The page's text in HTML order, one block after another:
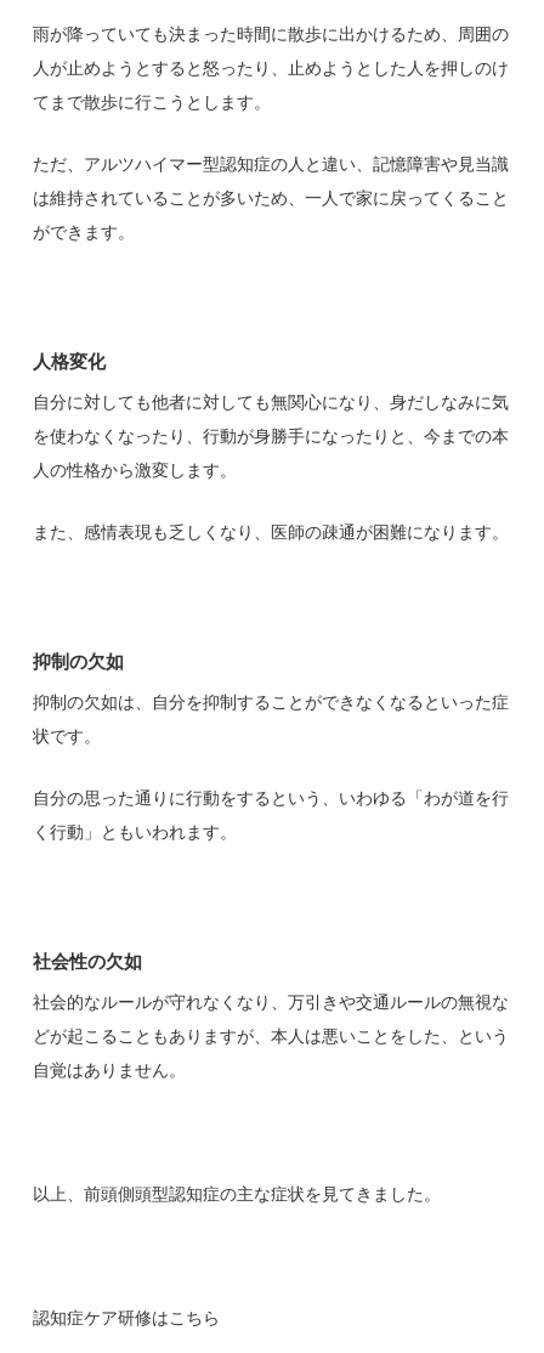
雨が降っていても決まった時間に散歩に出かけるため、周囲の
人が止めようとすると怒ったり、止めようとした人を押しのけ
てまで散歩に行こうとします。
ただ、アルツハイマー型認知症の人と違い、記憶障害や見当識
は維持されていることが多いため、一人で家に戻ってくること
ができます。
人格変化
自分に対しても他者に対しても無関心になり、身だしなみに気
を使わなくなったり、行動が身勝手になったりと、今までの本
人の性格から激変します。
また、感情表現も乏しくなり、医師の疎通が困難になります。
抑制の欠如
抑制の欠如は、自分を抑制することができなくなるといった症
状です。
自分の思った通りに行動をするという、いわゆる「わが道を行
く行動」ともいわれます。
社会性の欠如
社会的なルールが守れなくなり、万引きや交通ルールの無視な
どが起こることもありますが、本人は悪いことをした、という
自覚はありません。
以上、前頭側頭型認知症の主な症状を見てきました。
認知症ケア研修はこちら